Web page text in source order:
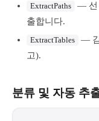
ExtractPaths
— 선
출합니다.
ExtractTables —
고).
분류 및 자동 추